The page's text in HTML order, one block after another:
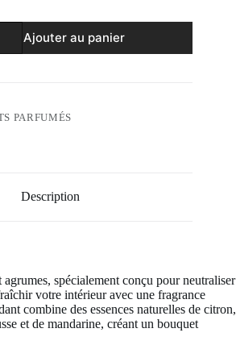
Ajouter au panier
PARFUMÉS
Description
spécialement conçu pour neutraliser
votre intérieur avec une fragrance
combine des essences naturelles de citron,
et de mandarine, créant un bouquet